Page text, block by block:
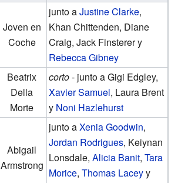
Joven en
Coche
junto aJustine Clarke,
Khan Chittenden, Diane
Craig, Jack Finsterer y
Rebecca Gibney
Beatrix
Della
Morte
corto- junto a Gigi Edgley,
Xavier Samuel, Laura Brent
y Noni Hazlehurst
Abigail
Armstrong
junto aXenia Goodwin,
Jordan Rodrigues, Keiynan
Lonsdale,Alicia Banit,Tara
Morice,Thomas Laceyy